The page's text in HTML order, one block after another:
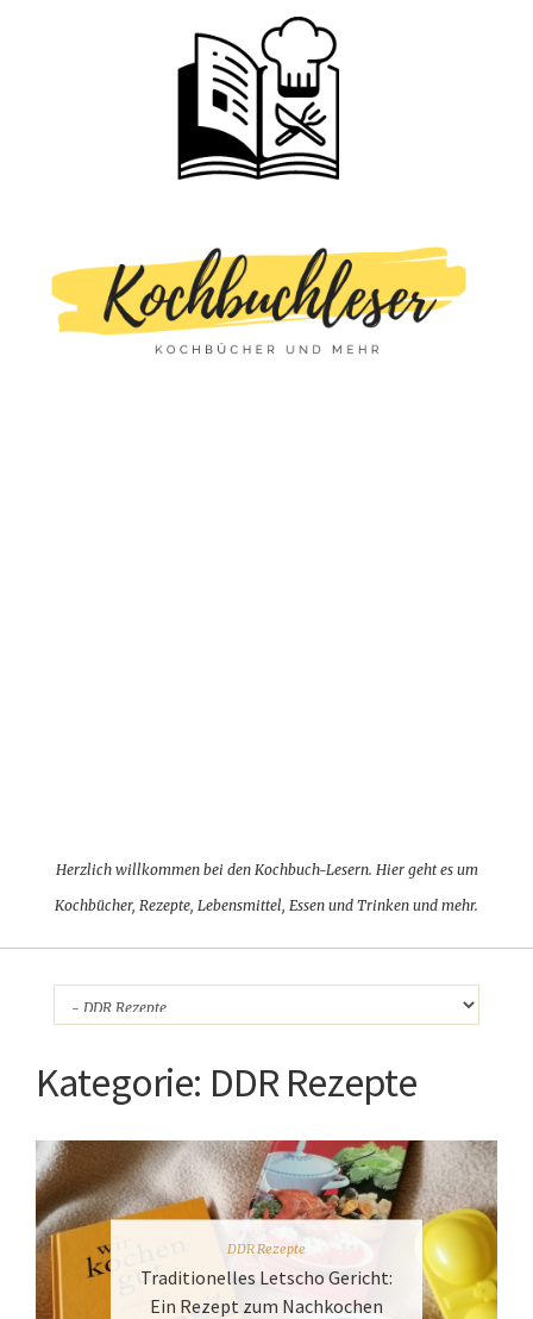
Herzlich willkommen bei den Kochbuch-Lesern. Hier geht es um
Kochbücher, Rezepte, Lebensmittel, Essen und Trinken und mehr.
Kategorie: DDR Rezepte
DDR Rezepte
Traditionelles Letscho Gericht:
Ein Rezept zum Nachkochen